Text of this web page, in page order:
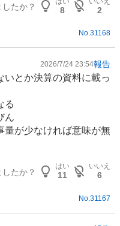
たか？ 8
2
No.31168
2026/7/24 23:54報告
いとか決算の資料に載っ
る
ん
量が少なければ意味が無
たか？
はい
11
いいえ
6
No. 31167